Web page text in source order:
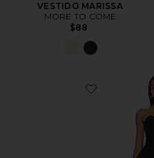
VESTIDO MARISSA
MORE TO COME
$88